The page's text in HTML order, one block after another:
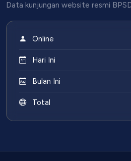
Data kunjungan website resmi
Online
Hari Ini
Bulan Ini
Total